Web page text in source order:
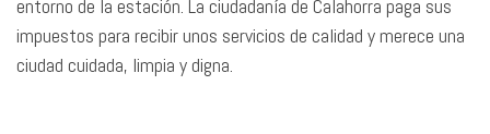
entorno de la estación. La ciudadanía de Calahorra paga sus
impuestos para recibir unos servicios de calidad y merece una
ciudad cuidada, limpia y digna.